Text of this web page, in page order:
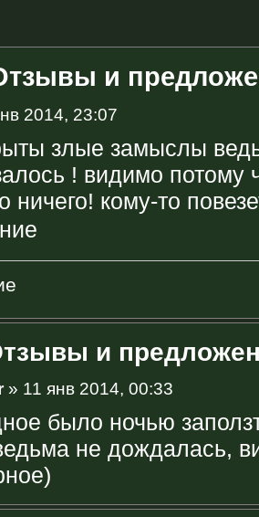
и
2014, 23:07
злые замыслы
! видимо
ничего! кому-то
и
» 11 янв 2014, 00:33
было ночью
не дождалась,